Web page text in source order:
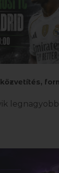
legnagyobb